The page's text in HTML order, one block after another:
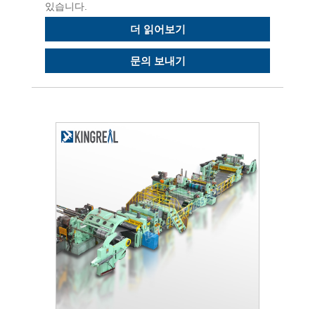
있습니다.
더 읽어보기
문의 보내기